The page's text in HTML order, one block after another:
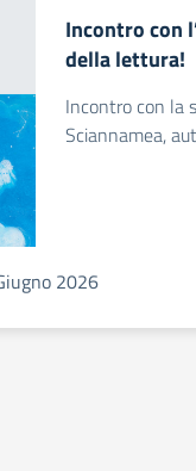
Incontro con
della lettura!
Incontro con la
Sciannamea,
2026